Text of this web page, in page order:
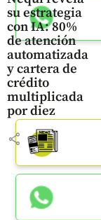
su estrategia
con IA: 80%
de atención
automatizada
y cartera de
crédito
multiplicada
por diez
share